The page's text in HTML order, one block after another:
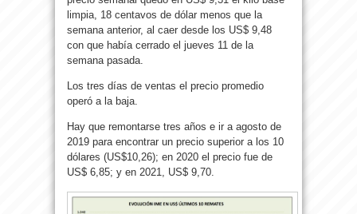
limpia, 18 centavos de dólar menos que la
semana anterior, al caer desde los US$ 9,48
con que había cerrado el jueves 11 de la
semana pasada.
Los tres días de ventas el precio promedio
operó a la baja.
Hay que remontarse tres años e ir a agosto de
2019 para encontrar un precio superior a los 10
dólares (US$10,26); en 2020 el precio fue de
US$ 6,85; y en 2021, US$ 9,70.